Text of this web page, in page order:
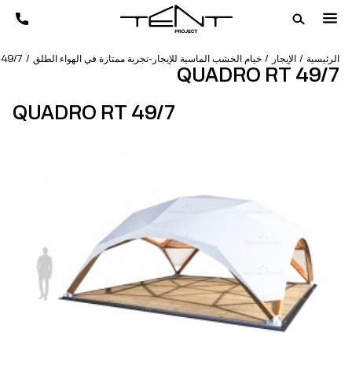
الرئيسية الإيجار خيام الخشب الماسية للإيجار-تجربة ممتازة في الهواء الطلق 49/7
QUADRO RT 49/7
QUADRO RT 49/7